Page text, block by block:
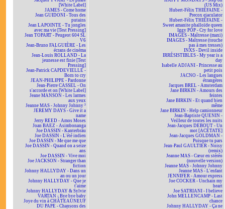
[White Label]
JAMES - Come home
Jean GUIDONI - Tous des
putains
Jean LAPOINTE - Tu jongles
avec ma vie [Test Pressing]
Jean TOPART - Peugeot 604 SL
V6
Jean-Bruno FALGUIÈRE - Les
écrans de cinéma
Jean-Louis ROLLAND - La
jeunesse est finie [Test
Pressing]
Jean-Patrick CAPDEVIELLE -
Born to cry
JEAN-PHILIPPE - Pardonne
Jean-Pierre CASSEL - On
s'accorde et on [White Label]
Jeane MANSON - Les larmes
aux yeux
Jeanne MAS - Johnny Johnny ²
JEREMY DAYS - Give it a
name
Jerry REED - Amos Moses
Joan BAEZ - Asimbonanga
Joe DASSIN - Kanterbräu
Joe DASSIN - L'été indien
Joe DASSIN - Me que me que
Joe DASSIN - Quand on a seize
ans
Joe DASSIN - Vive moi
Joe JACKSON - Stranger than
fiction
Johnny HALLYDAY - Dans un
an ou un jour
Johnny HALLYDAY - Que je
t'aime
Johnny HALLYDAY & Sylvie
VARTAN - Bye bye baby
Joye du vin à CHÂTEAUNEUF
DU PAPE - Chansons des
(US Mix)
Hubert-Félix THIÉFAINE -
Precox ejaculator
Hubert-Félix THIÉFAINE -
Sweet amanite phalloïde queen
Iggy POP - Cry for love
IMAGES - Maîtresse (maxi)
IMAGES - Maîtresse (touche
pas à mes tresses)
INXS - Devil inside
IRRÉSISTIBLES - My year is a
day
Isabelle ADJANI - Princesse au
petit pois
JACNO - Les langues
étrangères
Jacques BREL - Amsterdam
Jane BIRKIN - Amours des
feintes
Jane BIRKIN - Et quand bien
même
Jane BIRKIN - Help camionneur
Jean-Baptiste QUENIN -
Veilleur de toutes les nuits
Jean-Jacques DEBOUT - Un
mot [ACÉTATE]
Jean-Jacques GOLDMAN -
Puisque tu pars
Jean-Paul GAULTIER - Noisy
(remix)
Jeanne MAS - Cœur en stéréo
(nouvelle version)
Jeanne MAS - Johnny Johnny
Jeanne MAS - L'enfant
JENNIFER - Amour express
Joe COCKER - Unchain my
heart
Joe SATRIANI - I believe
John MELLENCAMP - Last
chance
Johnny HALLYDAY - Ça ne